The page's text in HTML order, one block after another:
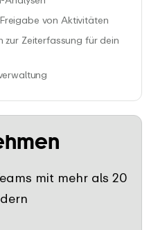
von AktivitätenErfasse
zur Zeiterfassung für dein
die
mit mehr als 20